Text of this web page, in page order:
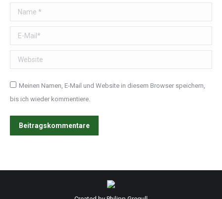
Name *
E-Mail *
Website
Meinen Namen, E-Mail und Website in diesem Browser speichern,
bis ich wieder kommentiere.
Beitragskommentare